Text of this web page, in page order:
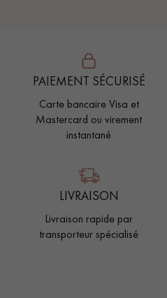
PAIEMENT SÉCURISÉ
Carte bancaire Visa et
Mastercard ou virement
instantané
LIVRAISON
Livraison rapide par
transporteur spécialisé